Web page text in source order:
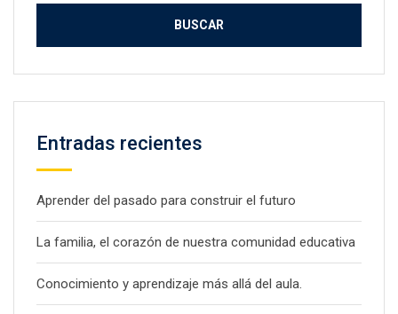
Entradas recientes
Aprender del pasado para construir el futuro
La familia, el corazón de nuestra comunidad educativa
Conocimiento y aprendizaje más allá del aula.